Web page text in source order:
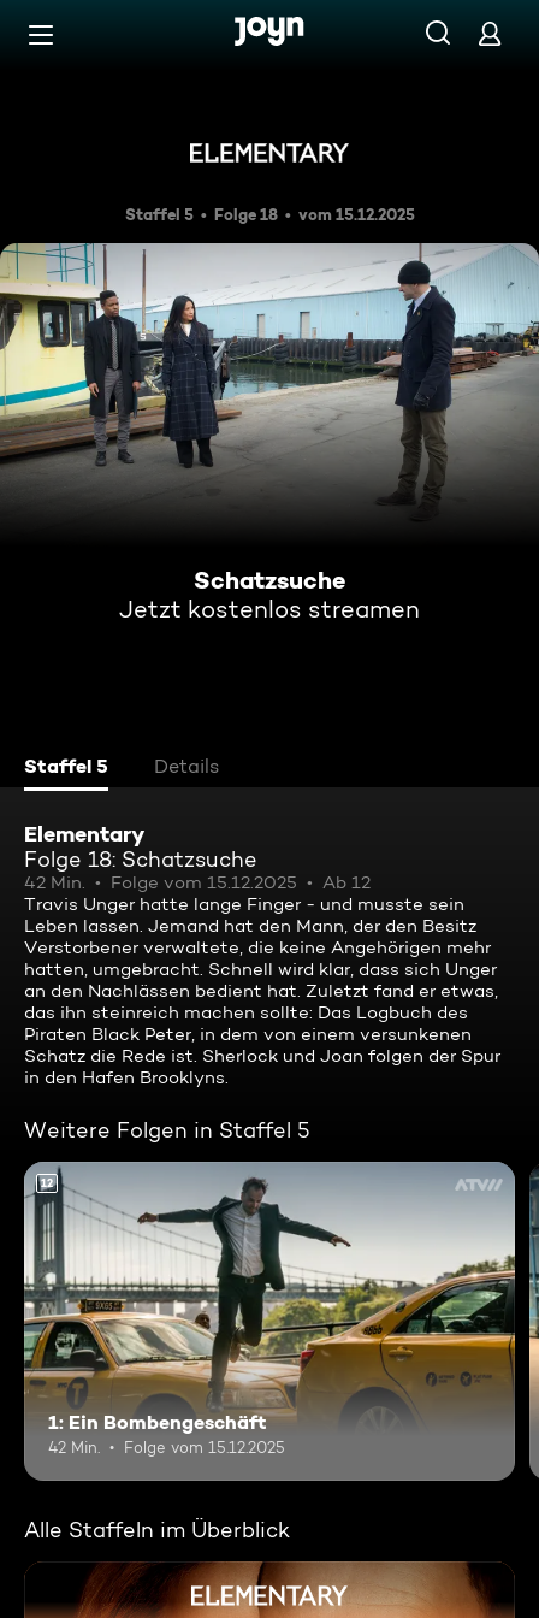
Zum Inhalt springen
Staffel 5 Folge 18 vom 15.12.2025
Schatzsuche
Jetzt kostenlos streamen
Staffel 5 Details
Elementary
Folge 18: Schatzsuche
42 Min. Folge vom 15.12.2025
Ab 12
Travis Unger hatte lange Finger - und musste sein
Leben lassen. Jemand hat den Mann, der den Besitz
Verstorbener verwaltete, die keine Angehörigen mehr
hatten, umgebracht. Schnell wird klar, dass sich Unger
an den Nachlässen bedient hat. Zuletzt fand er etwas,
das ihn steinreich machen sollte: Das Logbuch des
Piraten Black Peter, in dem von einem versunkenen
Schatz die Rede ist. Sherlock und Joan folgen der Spur
in den Hafen Brooklyns.
Weitere Folgen in Staffel 5
12
1: Ein Bombengeschäft
42 Min. Folge vom 15.12.2025
Alle Staffeln im Überblick